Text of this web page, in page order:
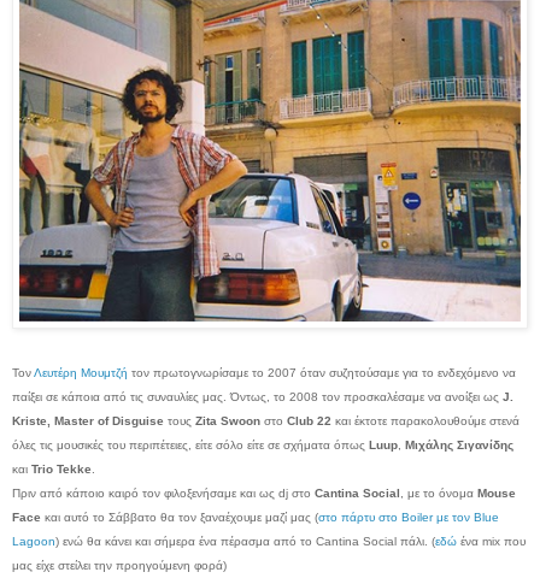
ΤονΛευτέρη Μουμτζή τον πρωτογνωρίσαμε το 2007 όταν συζητούσαμε για το ενδεχόμενο να
παίξει σε κάποια από τις συναυλίες μας. Όντως, το 2008 τον προσκαλέσαμε να ανοίξει ως J.
Kriste, Master of Disguise τους Zita Swoon στο Club 22 και έκτοτε παρακολουθούμε στενά
όλες τις μουσικές του περιπέτειες, είτε σόλο είτε σε σχήματα όπως Luup Μιχάλης Σιγανίδης
και Trio Tekke
Πριν από κάποιο καιρό τον φιλοξενήσαμε και ως dj στο Cantina Social , με το όνομα Mouse
Face και αυτό το Σάββατο θα τον ξαναέχουμε μαζί μας (στο πάρτυ στο Boiler με τον Blue
Lagoon) ενώ θα κάνει και σήμερα ένα πέρασμα από το Cantina Social πάλι. (εδώ ένα mix που
μας είχε στείλει την προηγούμενη φορά)